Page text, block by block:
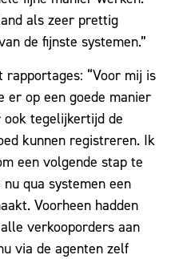
als zeer prettig
de fijnste systemen.”
“Voor mij is
er op een goede manier
tegelijkertijd de
kunnen registreren. Ik
een volgende stap te
qua systemen een
Voorheen hadden
verkooporders aan
via de agenten zelf